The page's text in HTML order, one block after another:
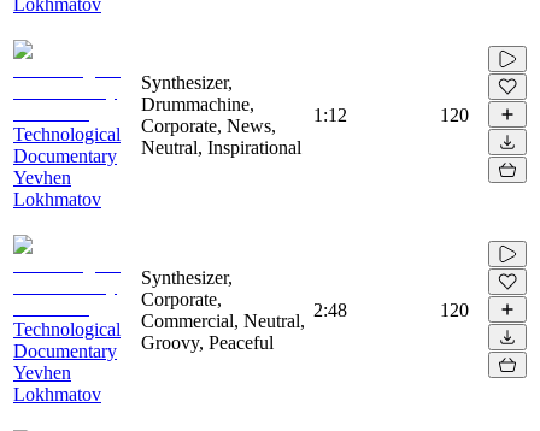
Technological
Documentary
Yevhen
Lokhmatov
Synthesizer,
Drummachine,
Corporate, News,
Neutral, Inspirational
1:12 120
Technological
Documentary
Yevhen
Lokhmatov
Synthesizer,
Corporate,
Commercial, Neutral,
Groovy, Peaceful
2:48 120